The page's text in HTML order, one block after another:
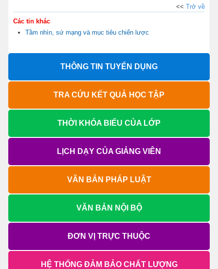
<< Trở về
Các tin khác
Tầm nhìn, sứ mạng và mục tiêu chiến lược
THÔNG TIN TUYỂN DỤNG
TRA CỨU KẾT QUẢ HỌC TẬP
THỜI KHÓA BIỂU CỦA LỚP
LỊCH DẠY CỦA GIẢNG VIÊN
VĂN BẢN PHÁP LUẬT
VĂN BẢN NỘI BỘ
ĐƠN VỊ TRỰC THUỘC
HỆ THỐNG ĐẢM BẢO CHẤT LƯỢNG